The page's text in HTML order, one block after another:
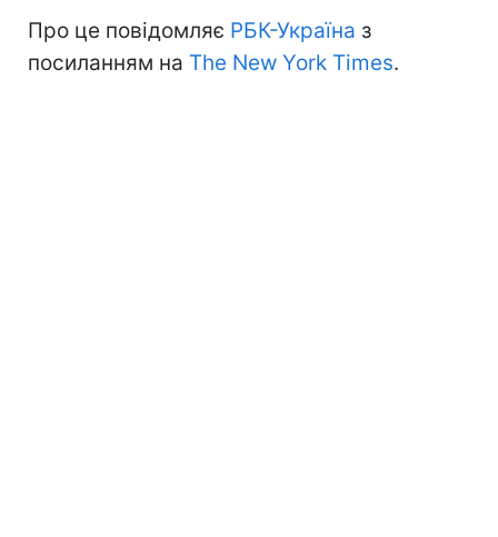
Про це повідомляє РБК-Україна з
посиланням на The New York Times.